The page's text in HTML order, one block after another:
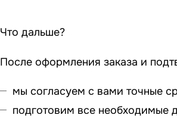
Что дальше?
После оформления заказа и
мы согласуем с вами точные
подготовим все необходимые